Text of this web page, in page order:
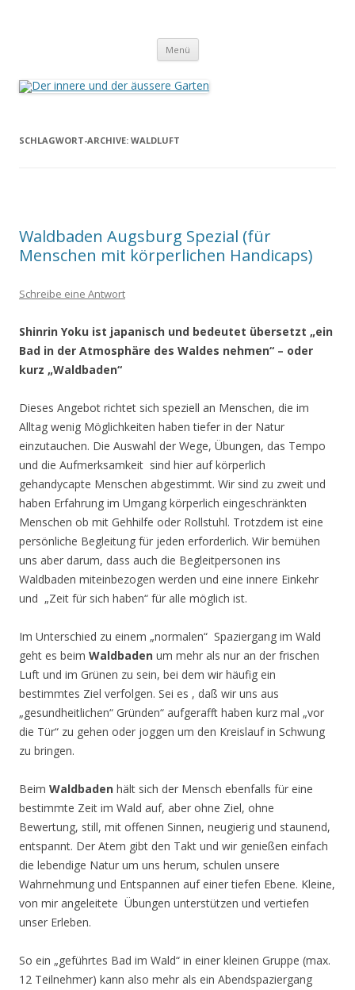
Menü Zum
springen
SCHLAGWORT-ARCHIVE: WALDLUFT
Waldbaden Augsburg Spezial (für
Menschen mit körperlichen Handicaps)
Schreibe eine Antwort
Shinrin Yoku ist japanisch und bedeutet übersetzt „ein
Bad in der Atmosphäre des Waldes nehmen“ – oder
kurz „Waldbaden“
Dieses Angebot richtet sich speziell an Menschen, die im
Alltag wenig Möglichkeiten haben tiefer in der Natur
einzutauchen. Die Auswahl der Wege, Übungen, das Tempo
und die Aufmerksamkeit sind hier auf körperlich
gehandycapte Menschen abgestimmt. Wir sind zu zweit und
haben Erfahrung im Umgang körperlich eingeschränkten
Menschen ob mit Gehhilfe oder Rollstuhl. Trotzdem ist eine
persönliche Begleitung für jeden erforderlich. Wir bemühen
uns aber darum, dass auch die Begleitpersonen ins
Waldbaden miteinbezogen werden und eine innere Einkehr
und „Zeit für sich haben“ für alle möglich ist.
Im Unterschied zu einem „normalen“ Spaziergang im Wald
geht es beim Waldbaden um mehr als nur an der frischen
Luft und im Grünen zu sein, bei dem wir häufig ein
bestimmtes Ziel verfolgen. Sei es , daß wir uns aus
„gesundheitlichen“ Gründen“ aufgerafft haben kurz mal „vor
die Tür“ zu gehen oder joggen um den Kreislauf in Schwung
zu bringen.
Beim Waldbaden hält sich der Mensch ebenfalls für eine
bestimmte Zeit im Wald auf, aber ohne Ziel, ohne
Bewertung, still, mit offenen Sinnen, neugierig und staunend,
entspannt. Der Atem gibt den Takt und wir genießen einfach
die lebendige Natur um uns herum, schulen unsere
Wahrnehmung und Entspannen auf einer tiefen Ebene. Kleine,
von mir angeleitete Übungen unterstützen und vertiefen
unser Erleben.
So ein „geführtes Bad im Wald“ in einer kleinen Gruppe (max.
12 Teilnehmer) kann also mehr als ein Abendspaziergang